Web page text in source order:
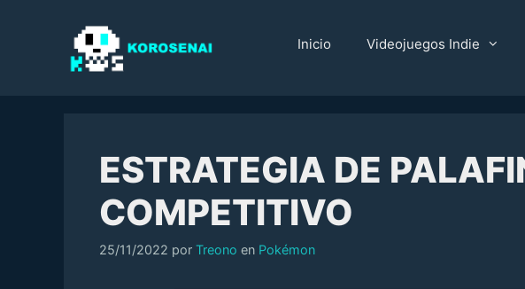
Inicio Videojuegos Indie
ESTRATEGIA DE
COMPETITIVO
25/11/2022 por Treono en Categorías
Pokémon